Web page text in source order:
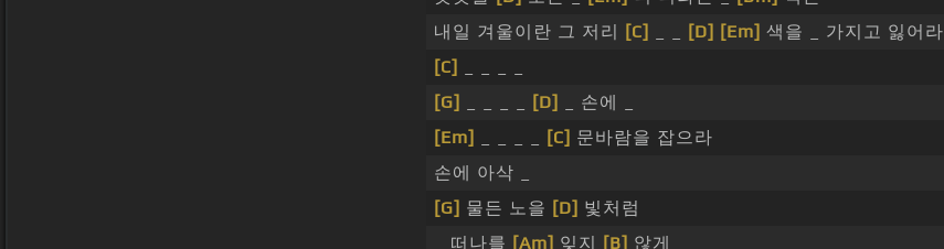
내일 겨울이란 그 저리
[C] [D] [Em] 색을 _ 가지고 잃어라
[C]
[G]
[D]
_ 손에 _
[Em]
[C] 문바람을 잡으라
손에 아삭 _
[G] 물든 노을 [D] 빛처럼
_ 떠나를 [Am] 잊지 [B] 않게